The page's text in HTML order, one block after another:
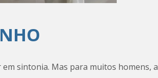
sintonia. Mas para muitos homens, a